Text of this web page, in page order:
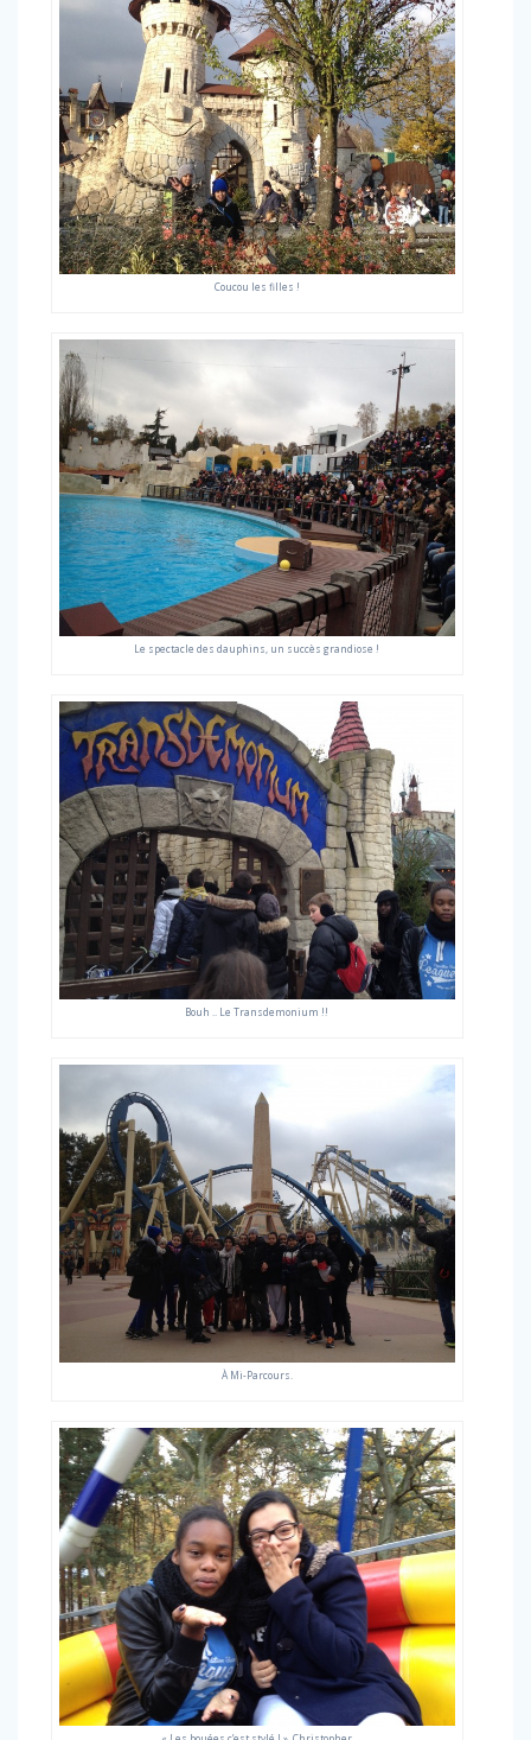
Coucou les filles !
Le spectacle des dauphins, un succès grandiose !
Bouh .. Le Transdemonium !!
À Mi-Parcours.